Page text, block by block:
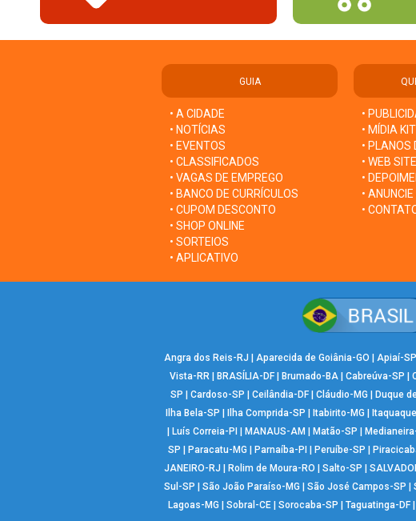
GUIA
• A CIDADE
• NOTÍCIAS
• EVENTOS
• CLASSIFICADOS
• VAGAS DE EMPREGO
• BANCO DE CURRÍCULOS
• CUPOM DESCONTO
• SHOP ONLINE
• SORTEIOS
• APLICATIVO
•
• MÍDIA KIT
• PLANOS
• WEB
•
• ANUNCIE
•
Angra dos Reis-RJ Aparecida de Goiânia-GO Apiaí-SP
Vista-RR| BRASÍLIA-DF| Brumado-BA| Cabreúva-SP
SP
Cardoso-SP Ceilândia-DF Cláudio-MG Duque
Ilha Bela-SP
Ilha Comprida-SP Itabirito-MG
Luís Correia-PI MANAUS-AM Matão-SP
SP
Paracatu-MG Parnaíba-PI Peruíbe-SP
JANEIRO-RJ
Rolim de Moura-RO Salto-SP
Sul-SP
São João Paraíso-MG São José Campos-SP
Lagoas-MG
Sobral-CE| Sorocaba-SP Taguatinga-DF|